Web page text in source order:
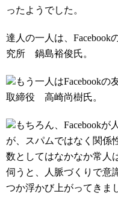
ったようでした。
達人の一人は、Facebook
究所 鍋島裕俊氏。
も う一人はFacebookの
取締役 高崎尚樹氏。
もちろん、Facebook
が、
スパムではなく関係
数としてはなかなか常人
伺うと、
人脈づくりで意
つか浮かび上がってきま